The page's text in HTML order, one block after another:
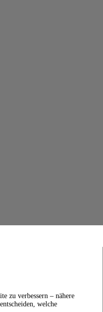
zu verbessern – nähere
welche